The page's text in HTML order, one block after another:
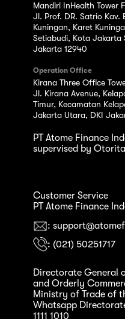
Mandiri InHealth Tower
Jl. Prof. DR. Satrio Kav.
Kuningan, Karet
Setiabudi, Kota Jakarta
Jakarta 12940
Operation Office
Kirana Three Office
Jl. Kirana Avenue,
Timur, Kecamatan
Jakarta Utara, DKI
PT Atome Finance
supervised by
Customer Service
PT Atome Finance
:
: (021) 50251717
Directorate General
and Orderly
Ministry of Trade of
Whatsapp
1111 1010